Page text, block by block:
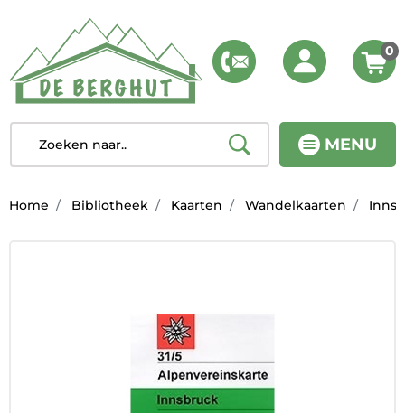
MENU
0
Home Bibliotheek Kaarten Wandelkaarten